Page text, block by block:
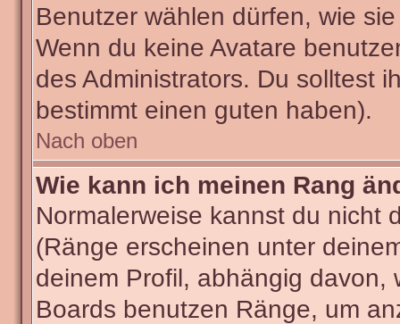
Benutzer wählen dürfen, wie
Wenn du keine Avatare
des Administrators. Du solltest
bestimmt einen guten haben).
Nach oben
Wie kann ich meinen Rang
Normalerweise kannst du nicht
(Ränge erscheinen unter
deinem Profil, abhängig
Boards benutzen Ränge, um